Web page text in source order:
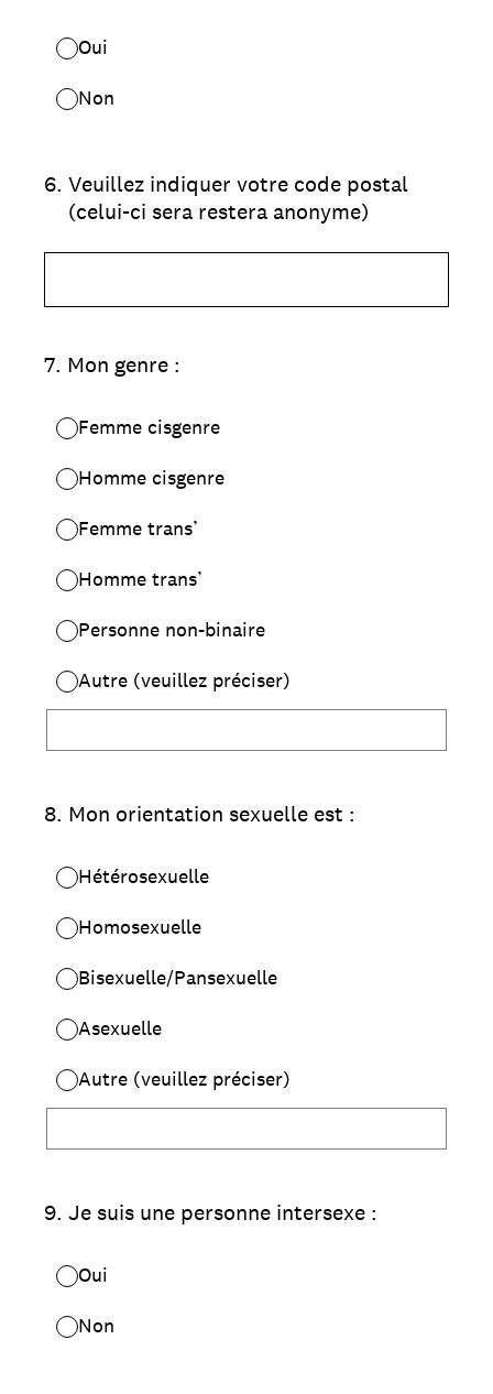
Oui
Non
6. Veuillez indiquer votre code postal
(celui-ci sera restera anonyme)
7. Mon genre :
Femme cisgenre
Homme cisgenre
Femme trans’
Homme trans’
Personne non-binaire
Autre (veuillez préciser)
8. Mon orientation sexuelle est :
Hétérosexuelle
Homosexuelle
Bisexuelle/Pansexuelle
Asexuelle
Autre (veuillez préciser)
9. Je suis une personne intersexe :
Oui
Non